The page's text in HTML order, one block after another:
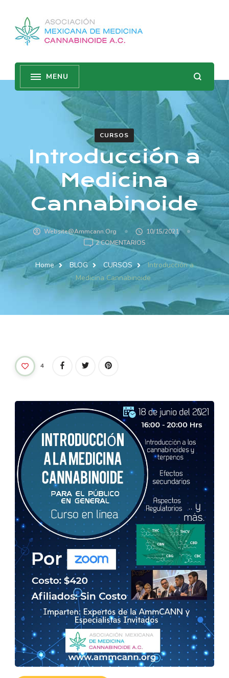
CURSOS
Introducción a
Medicina
Cannabinoide
Website@ammcann.org
10/15/2021
2 COMENTARIOS
Home BLOG CURSOS
Introducción a
Medicina Cannabinoide
4